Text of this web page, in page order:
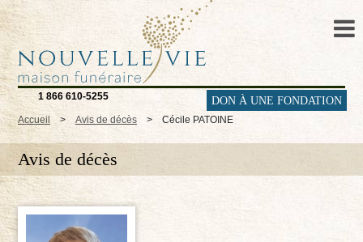
1 866 610-5255 DON À UNE FONDATION
Accueil > Avis de décès > Cécile PATOINE
Avis de décès